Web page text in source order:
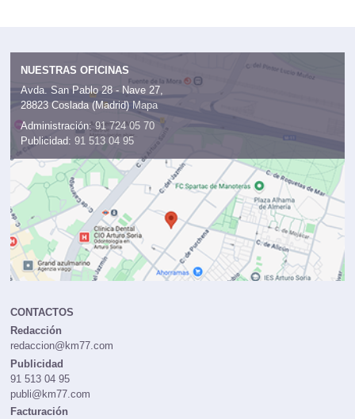
NUESTRAS OFICINAS
Avda. San Pablo 28 - Nave 27,
28823 Coslada (Madrid) Mapa
Administración: 91 724 05 70
Publicidad: 91 513 04 95
CONTACTOS
Redacción
redaccion@km77.com
Publicidad
91 513 04 95
publi@km77.com
Facturación